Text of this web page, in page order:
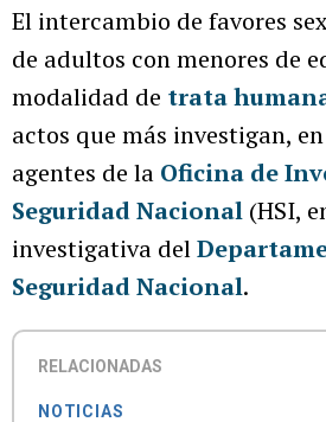
El intercambio de favores
de adultos con menores de
modalidad de trata
actos que más investigan,
agentes de la Oficina de
Seguridad Nacional (HSI,
investigativa del
Seguridad Nacional.
RELACIONADAS
NOTICIAS